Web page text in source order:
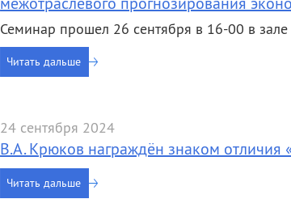
Семинар прошел 26 сентября в 16-00 в зале
Читать дальше
24 сентября 2024
В.А. Крюков награждён знаком отличия
Читать дальше